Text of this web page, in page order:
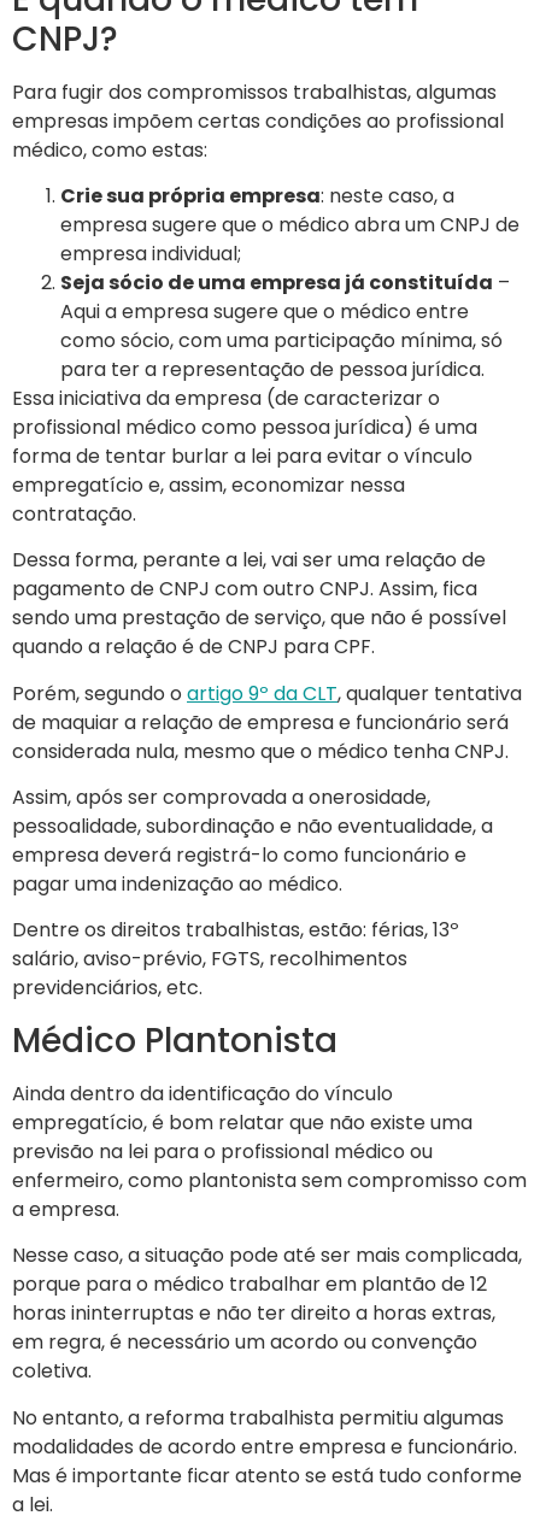
CNPJ?
Para fugir dos compromissos trabalhistas, algumas
empresas impõem certas condições ao profissional
médico, como estas:
Crie sua própria empresa: neste caso, a
empresa sugere que o médico abra um CNPJ de
empresa individual;
Seja sócio de uma empresa já constituída –
Aqui a empresa sugere que o médico entre
como sócio, com uma participação mínima, só
para ter a representação de pessoa jurídica.
Essa iniciativa da empresa (de caracterizar o
profissional médico como pessoa jurídica) é uma
forma de tentar burlar a lei para evitar o vínculo
empregatício e, assim, economizar nessa
contratação.
Dessa forma, perante a lei, vai ser uma relação de
pagamento de CNPJ com outro CNPJ. Assim, fica
sendo uma prestação de serviço, que não é possível
quando a relação é de CNPJ para CPF.
Porém, segundo o artigo 9º da CLT, qualquer tentativa
de maquiar a relação de empresa e funcionário será
considerada nula, mesmo que o médico tenha CNPJ.
Assim, após ser comprovada a onerosidade,
pessoalidade, subordinação e não eventualidade, a
empresa deverá registrá-lo como funcionário e
pagar uma indenização ao médico.
Dentre os direitos trabalhistas, estão: férias, 13º
salário, aviso-prévio, FGTS, recolhimentos
previdenciários, etc.
Médico Plantonista
Ainda dentro da identificação do vínculo
empregatício, é bom relatar que não existe uma
previsão na lei para o profissional médico ou
enfermeiro, como plantonista sem compromisso com
a empresa.
Nesse caso, a situação pode até ser mais complicada,
porque para o médico trabalhar em plantão de 12
horas ininterruptas e não ter direito a horas extras,
em regra, é necessário um acordo ou convenção
coletiva.
No entanto, a reforma trabalhista permitiu algumas
modalidades de acordo entre empresa e funcionário.
Mas é importante ficar atento se está tudo conforme
a lei.